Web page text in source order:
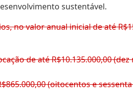
sustentável.
no valor anual inicial de até
de até R$10.135.000,00
(oitocentos e